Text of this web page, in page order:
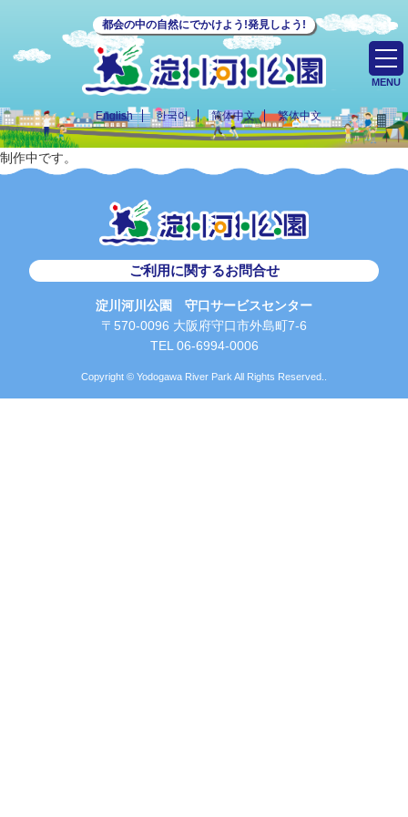
都会の中の自然にでかけよう!発見しよう!
English 한국어 简体中文 繁体中文
MENU
制作中です。
ご利用に関するお問合せ
淀川河川公園 守口サービスセンター
〒570-0096 大阪府守口市外島町7-6
TEL 06-6994-0006
Copyright © Yodogawa River Park All Rights Reserved..